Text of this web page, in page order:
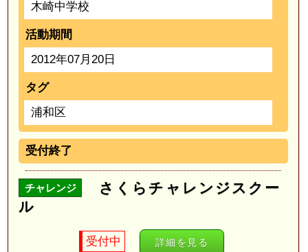
木崎中学校
活動期間
2012年07月20日
タグ
浦和区
受付終了
チャレンジ
さくらチャレンジスクー
ル
受付中 詳細を見る